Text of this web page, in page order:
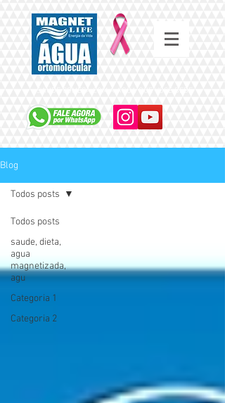
Blog
Todos posts
saude, dieta,
agua
magnetizada,
agu
Categoria 1
Categoria 2
Todos posts